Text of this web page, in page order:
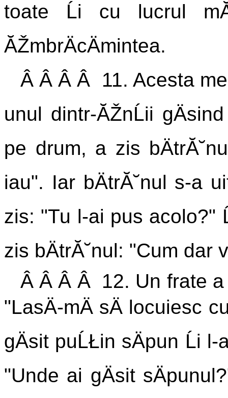
toate Ĺi cu lucrul
ĂŽmbrÄcÄmintea.
Â Â Â Â 11. Acesta
unul dintr-ĂŽnĹii
pe drum, a zis
iau". Iar bÄtrĂ˘nul s-a
zis: "Tu l-ai pus acolo?"
zis bÄtrĂ˘nul: "Cum dar
Â Â Â Â 12. Un frate a
"LasÄ-mÄ sÄ locuiesc
gÄsit puĹŁin sÄpun Ĺi
"Unde ai gÄsit